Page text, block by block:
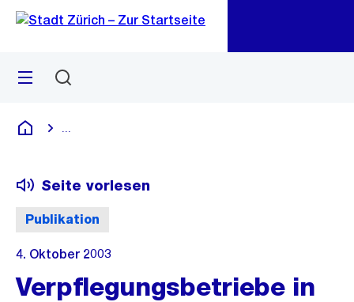
Navigation
Sprunglink
Menü
Deutsch
Publikation
Seite vorlesen
4. Oktober 2003
Verpflegungsbetriebe in